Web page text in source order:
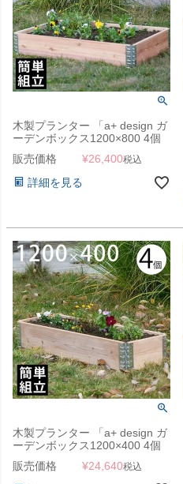
木製プランター 「a+ design ガ
ーデンボックス1200×800 4個
セット ナチュラル」
販売価格 ¥26,400税込
詳細を見る
木製プランター 「a+ design ガ
ーデンボックス1200×400 4個
セット ナチュラル」
販売価格 ¥24,640税込